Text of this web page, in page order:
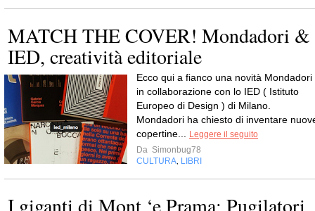
MATCH THE COVER! Mondadori &
IED, creatività editoriale
Ecco qui a fianco una novità Mondadori
in collaborazione con lo IED ( Istituto
Europeo di Design ) di Milano.
Mondadori ha chiesto di inventare
copertine...
Leggere il seguito
Da Simonbug78
CULTURA LIBRI
I giganti di Mont ‘e Prama: Pugilatori,